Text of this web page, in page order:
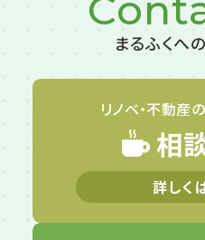
まるふくへ
リノベ・不動産
相
詳しく